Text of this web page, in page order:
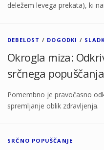
deležem levega prekata), ki
DEBELOST / DOGODKI /
Okrogla miza:
srčnega
Pomembno je pravočasno
spremljanje oblik zdravljenja.
SRČNO POPUŠČANJE